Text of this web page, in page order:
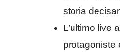
storia
L’ultimo live
protagoniste